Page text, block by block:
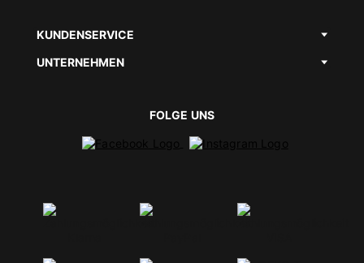
KUNDENSERVICE
UNTERNEHMEN
FOLGE UNS